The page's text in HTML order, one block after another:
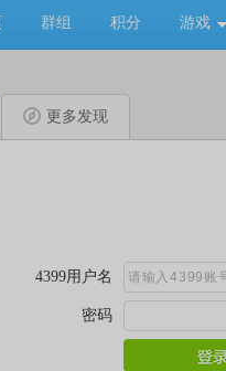
群组 积分 游戏
更多发现